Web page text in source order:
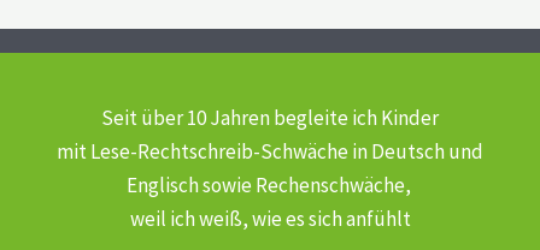
Seit über 10 Jahren begleite ich Kinder
mit Lese-Rechtschreib-Schwächein Deutsch und
Englisch sowie Rechenschwäche,
weil ich weiß, wie es sich anfühlt